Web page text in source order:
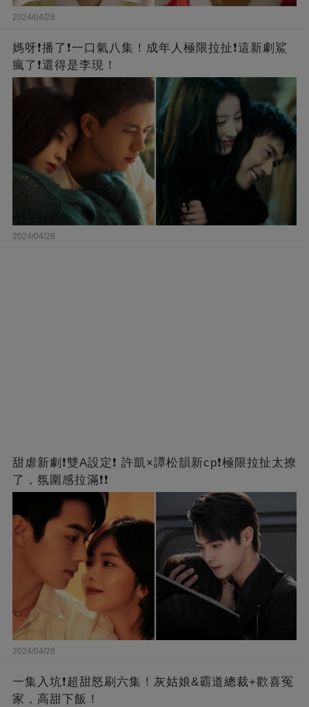
2024/04/28
媽呀❗️播了❗一口氣八集！成年人極限拉扯❗這新劇鯊
瘋了❗還得是李現！
2024/04/28
甜虐新劇❗雙A設定❗ 許凱×譚松韻新cp❗️極限拉扯太撩
了，氛圍感拉滿❗❗
2024/04/28
一集入坑❗超甜怒刷六集！灰姑娘&霸道總裁+歡喜冤
家，高甜下飯！